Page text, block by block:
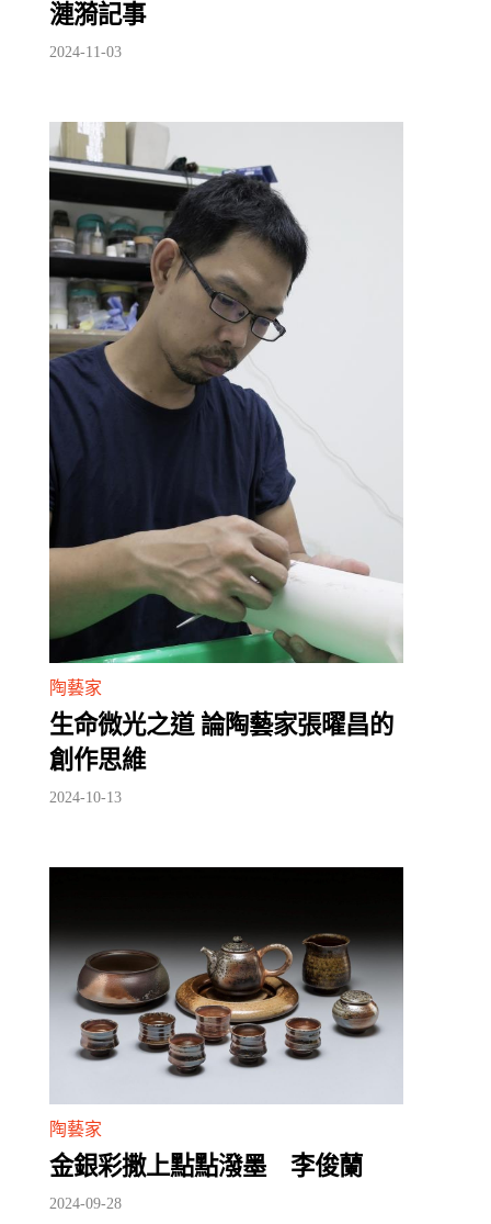
漣漪記事
2024-11-03
陶藝家
生命微光之道 論陶藝家張曜昌的
創作思維
2024-10-13
陶藝家
金銀彩撒上點點潑墨 李俊蘭
2024-09-28